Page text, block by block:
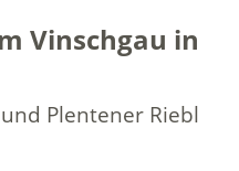
Vinschgau in
Plentener Riebl